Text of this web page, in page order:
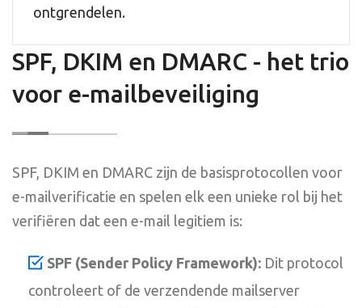
ontgrendelen.
SPF, DKIM en DMARC - het trio
voor e-mailbeveiliging
SPF, DKIM en DMARC zijn de basisprotocollen voor
e-mailverificatie en spelen elk een unieke rol bij het
verifiëren dat een e-mail legitiem is:
SPF (Sender Policy Framework): Dit protocol
controleert of de verzendende mailserver